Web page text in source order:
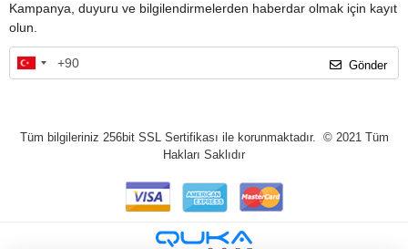
Kampanya, duyuru ve bilgilendirmelerden haberdar olmak için kayıt
olun.
Gönder
Tüm bilgileriniz 256bit SSL Sertifikası ile korunmaktadır. © 2021 Tüm
Hakları Saklıdır